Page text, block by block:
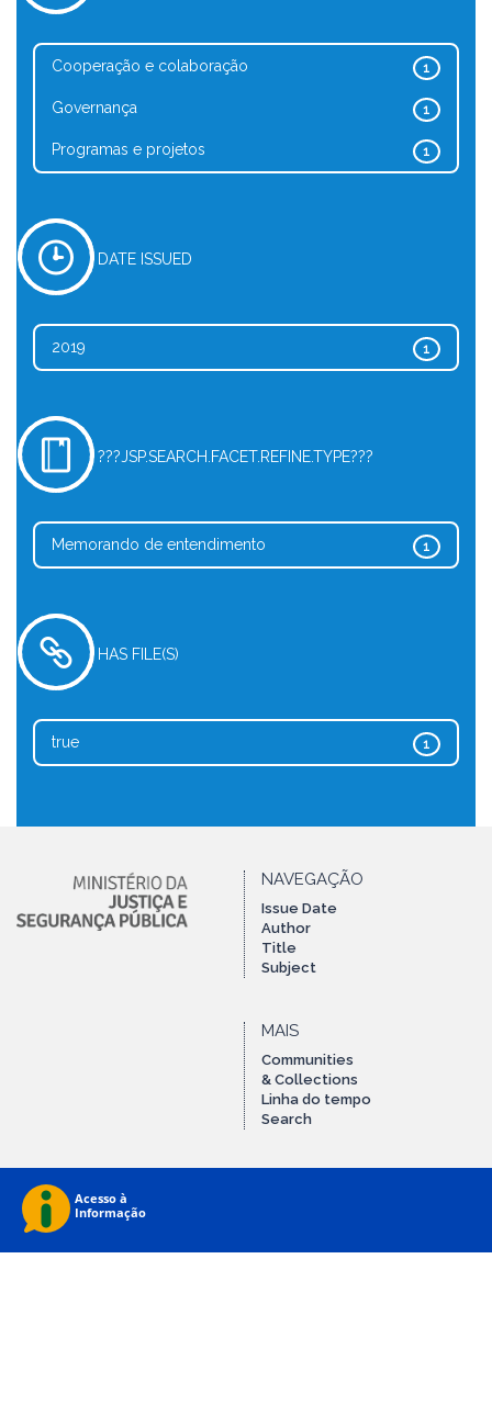
1
Cooperação e colaboração
1
Governança
1
Programas e projetos
DATE ISSUED
1
2019
???JSP.SEARCH.FACET.REFINE.TYPE???
1
Memorando de entendimento
HAS FILE(S)
1
true
NAVEGAÇÃO
Issue Date
Author
Title
Subject
MAIS
Communities
& Collections
Linha do tempo
Search